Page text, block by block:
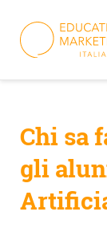
content
Chi sa
gli